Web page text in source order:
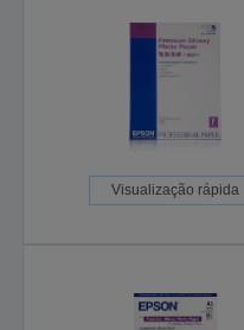
Visualização rápida